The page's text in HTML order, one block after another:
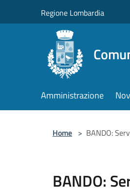
Regione Lombardia
Amministrazione
Home > BANDO:
BANDO: